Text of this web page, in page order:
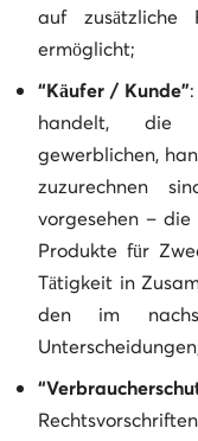
auf zusätzliche
ermöglicht;
“Käufer / Kunde”
handelt, die
gewerblichen,
zuzurechnen
vorgesehen –
Produkte für
Tätigkeit in
den im